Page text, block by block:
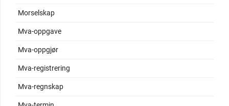
Morselskap
Mva-oppgave
Mva-oppgjør
Mva-registrering
Mva-regnskap